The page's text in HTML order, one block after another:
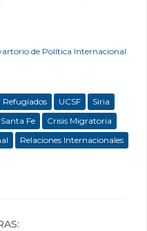
de Política Internacional
Refugiados UCSF
Siria
Santa Fe
Crisis Migratoria
Relaciones Internacionales